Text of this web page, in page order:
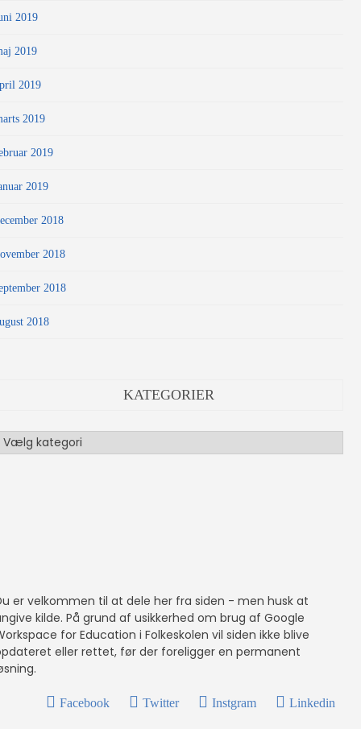
2019
2019
2019
2019
2019
2019
2018
2018
2018
2018
KATEGORIER
er velkommen til at dele her fra siden - men husk at
kilde. På grund af usikkerhed om brug af Google
for Education i Folkeskolen vil siden ikke blive
eller rettet, før der foreligger en permanent
Facebook Twitter Instgram Linkedin